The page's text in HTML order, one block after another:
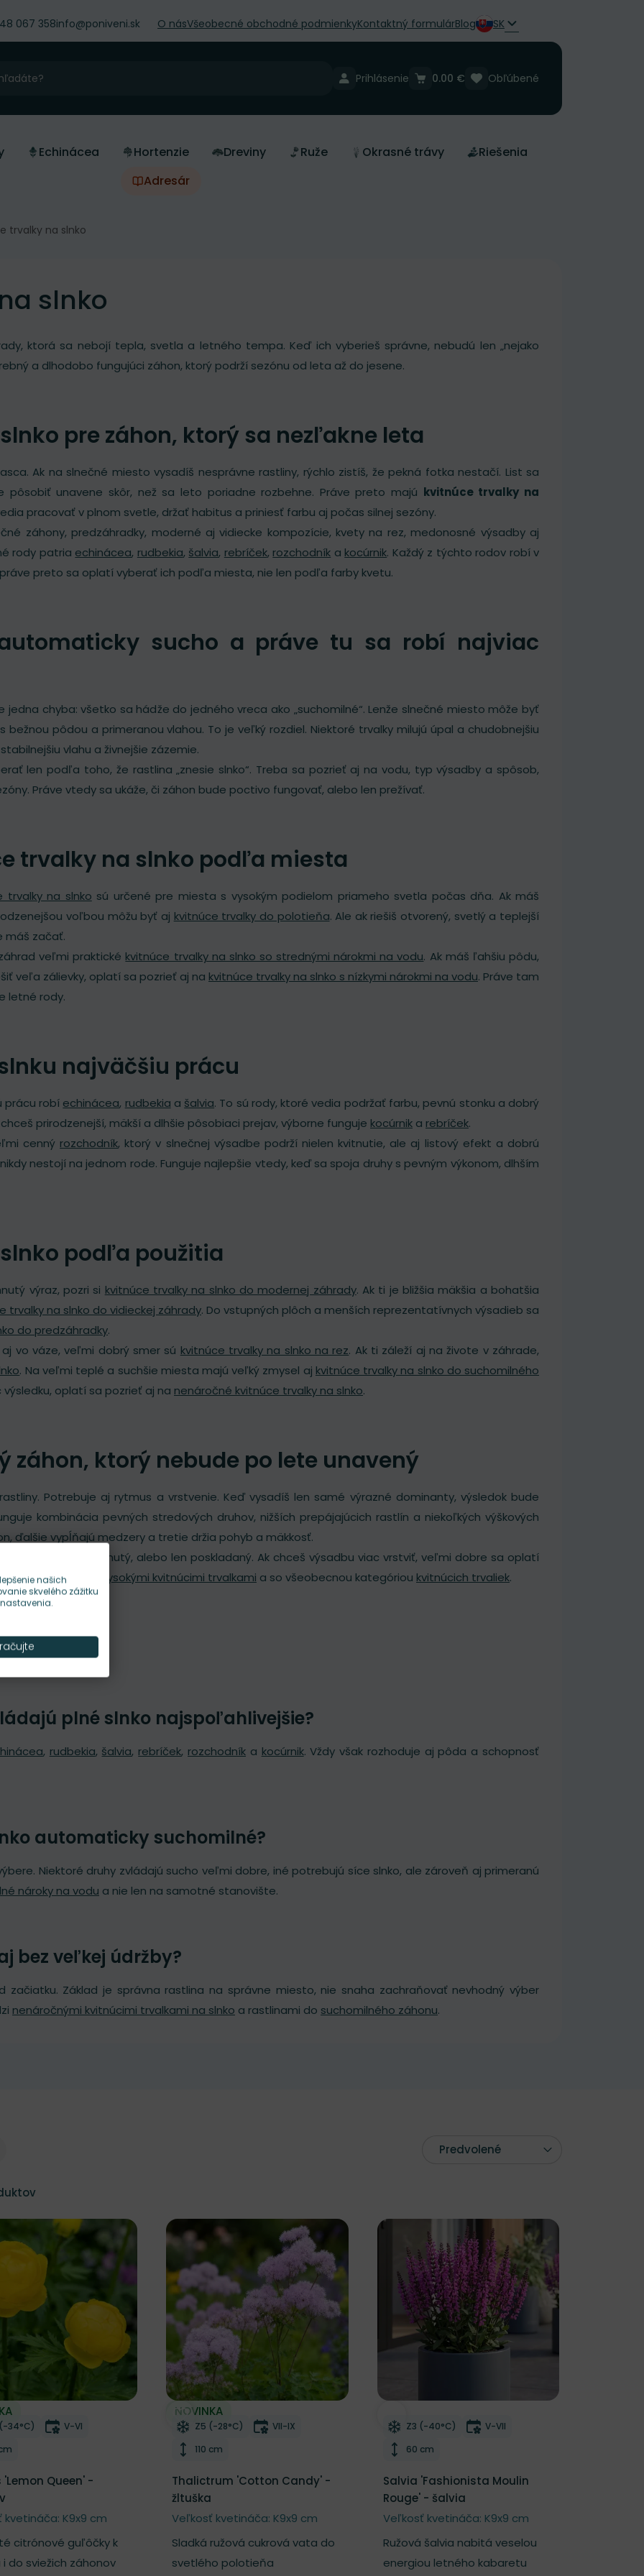
067 358info@poniveni.sk O násVšeobecné obchodné podmienkyKontaktný formulárBlog SK
Prihlásenie Obľúbené
0.00 €
Echinácea Hortenzie Dreviny Ruže Okrasné trávy
Riešenia
Adresár
trvalky na slnko
slnko
ktorá sa nebojí tepla, svetla a letného tempa. Keď ich vyberieš správne, nebudú len „nejako
a dlhodobo fungujúci záhon, ktorý podrží sezónu od leta až do jesene.
pre záhon, ktorý sa nezľakne leta
Ak na slnečné miesto vysadíš nesprávne rastliny, rýchlo zistíš, že pekná fotka nestačí. List sa
pôsobiť unavene skôr, než sa leto poriadne rozbehne. Práve preto majú kvitnúce trvalky na
pracovať v plnom svetle, držať habitus a priniesť farbu aj počas silnej sezóny.
záhony, predzáhradky, moderné aj vidiecke kompozície, kvety na rez, medonosné výsadby aj
rody patria echinácea, rudbekia, šalvia, rebríček, rozchodník a kocúrnik. Každý z týchto rodov robí v
preto sa oplatí vyberať ich podľa miesta, nie len podľa farby kvetu.
sucho a práve tu sa robí najviac
jedna chyba: všetko sa hádže do jedného vreca ako „suchomilné“. Lenže slnečné miesto môže byť
bežnou pôdou a primeranou vlahou. To je veľký rozdiel. Niektoré trvalky milujú úpal a chudobnejšiu
vlahu a živnejšie zázemie.
len podľa toho, že rastlina „znesie slnko“. Treba sa pozrieť aj na vodu, typ výsadby a spôsob,
Práve vtedy sa ukáže, či záhon bude poctivo fungovať, alebo len prežívať.
trvalky na slnko podľa miesta
trvalky na slnko sú určené pre miesta s vysokým podielom priameho svetla počas dňa. Ak máš
voľbou môžu byť aj kvitnúce trvalky do polotieňa. Ale ak riešiš otvorený, svetlý a teplejší
máš začať.
veľmi praktické kvitnúce trvalky na slnko so strednými nárokmi na vodu. Ak máš ľahšiu pôdu,
veľa zálievky, oplatí sa pozrieť aj na kvitnúce trvalky na slnko s nízkymi nárokmi na vodu. Práve tam
letné rody.
najväčšiu prácu
prácu robí echinácea, rudbekia a šalvia. To sú rody, ktoré vedia podržať farbu, pevnú stonku a dobrý
prirodzenejší, mäkší a dlhšie pôsobiaci prejav, výborne funguje kocúrnik a rebríček.
cenný rozchodník, ktorý v slnečnej výsadbe podrží nielen kvitnutie, ale aj listový efekt a dobrú
nestojí na jednom rode. Funguje najlepšie vtedy, keď sa spoja druhy s pevným výkonom, dlhším
podľa použitia
výraz, pozri si kvitnúce trvalky na slnko do modernej záhrady. Ak ti je bližšia mäkšia a bohatšia
trvalky na slnko do vidieckej záhrady. Do vstupných plôch a menších reprezentatívnych výsadieb sa
do predzáhradky.
vo váze, veľmi dobrý smer sú kvitnúce trvalky na slnko na rez. Ak ti záleží aj na živote v záhrade,
. Na veľmi teplé a suchšie miesta majú veľký zmysel aj kvitnúce trvalky na slnko do suchomilného
oplatí sa pozrieť aj na nenáročné kvitnúce trvalky na slnko.
záhon, ktorý nebude po lete unavený
Potrebuje aj rytmus a vrstvenie. Keď vysadíš len samé výrazné dominanty, výsledok bude
kombinácia pevných stredových druhov, nižších prepájajúcich rastlín a niekoľkých výškových
ďalšie vypĺňajú medzery a tretie držia pohyb a mäkkosť.
naozaj navrhnutý, alebo len poskladaný. Ak chceš výsadbu viac vrstviť, veľmi dobre sa oplatí
trvalkami vysokými kvitnúcimi trvalkami a so všeobecnou kategóriou kvitnúcich trvaliek.
plné slnko najspoľahlivejšie?
, rudbekia, šalvia, rebríček, rozchodník a kocúrnik. Vždy však rozhoduje aj pôda a schopnosť
automaticky suchomilné?
Niektoré druhy zvládajú sucho veľmi dobre, iné potrebujú síce slnko, ale zároveň aj primeranú
nároky na vodu a nie len na samotné stanovište.
bez veľkej údržby?
Základ je správna rastlina na správne miesto, nie snaha zachraňovať nevhodný výber
nenáročnými kvitnúcimi trvalkami na slnko a rastlinami do suchomilného záhonu.
Predvolené
do zoznamu želaní
34°C) Doba kvitnutia
V-VI
rastliny
'Lemon Queen' -
kvetináča: K9x9 cm
citrónové guľôčky k
i do sviežich záhonov
NOVINKA
Odober do zoznamu želaní
Mrazuvzdornosť
Z5 (-28°C) Doba kvitnutia
VII-IX
Výška rastliny
110 cm
Thalictrum 'Cotton Candy' -
žltuška
Veľkosť kvetináča: K9x9 cm
Sladká ružová cukrová vata do
svetlého polotieňa
Odober do zoznamu želaní
Mrazuvzdornosť
Z3 (-40°C) Doba kvitnutia
V-VII
Výška rastliny
60 cm
Salvia 'Fashionista Moulin
Rouge' - šalvia
Veľkosť kvetináča: K9x9 cm
Ružová šalvia nabitá veselou
energiou letného kabaretu
našich
skvelého zážitku